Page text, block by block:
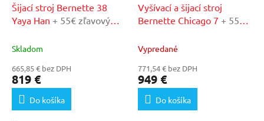
Šijací stroj Bernette 38
Yaya Han + 55€ zľavový
autorizovanom servise
Skladom
665,85 € bez DPH
819 €
Do košíka
Vyšívací a šijací stroj
Bernette Chicago 7 + 55€
autorizovanom servise
Vypredané
771,54 € bez DPH
949 €
Do košíka